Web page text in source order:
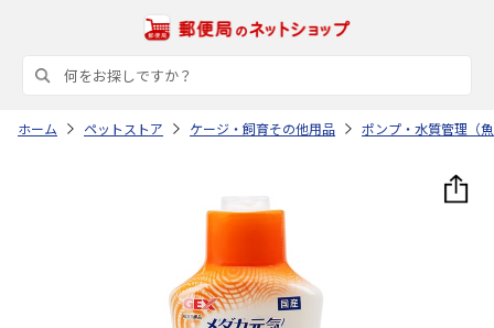
ホーム ペットストア ケージ・飼育その他用品 ポンプ・水質管理（